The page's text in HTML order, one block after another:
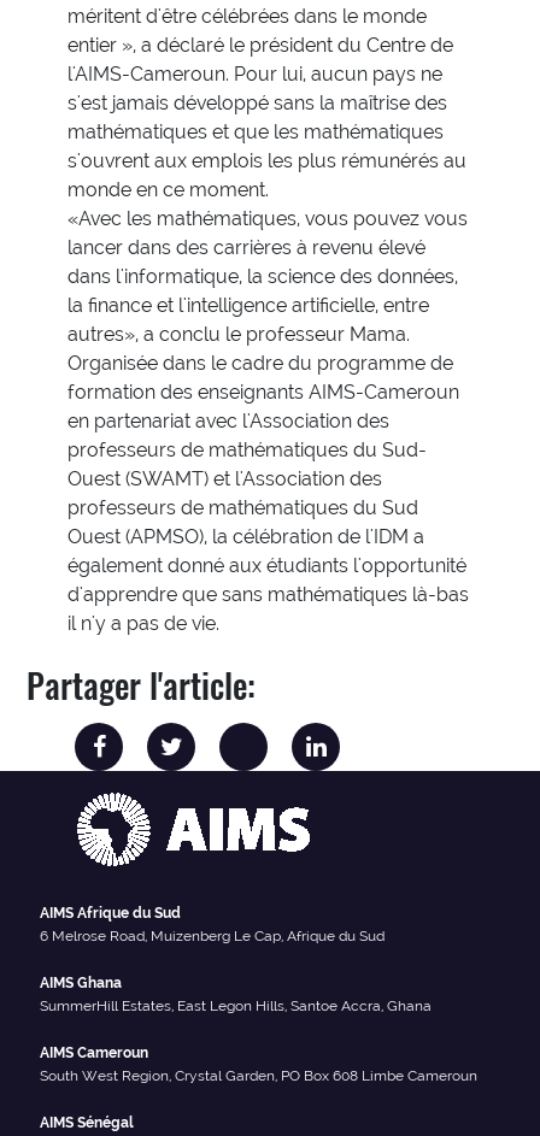
méritent d'être célébrées dans le monde
entier », a déclaré le président du Centre de
l'AIMS-Cameroun. Pour lui, aucun pays ne
s'est jamais développé sans la maîtrise des
mathématiques et que les mathématiques
s'ouvrent aux emplois les plus rémunérés au
monde en ce moment.
«Avec les mathématiques, vous pouvez vous
lancer dans des carrières à revenu élevé
dans l'informatique, la science des données,
la finance et l'intelligence artificielle, entre
autres», a conclu le professeur Mama.
Organisée dans le cadre du programme de
formation des enseignants AIMS-Cameroun
en partenariat avec l'Association des
professeurs de mathématiques du Sud-
Ouest (SWAMT) et l'Association des
professeurs de mathématiques du Sud
Ouest (APMSO), la célébration de l'IDM a
également donné aux étudiants l'opportunité
d'apprendre que sans mathématiques là-bas
il n'y a pas de vie.
Partager l'article:
AIMS Afrique du Sud
6 Melrose Road, Muizenberg Le Cap, Afrique du Sud
AIMS Ghana
SummerHill Estates, East Legon Hills, Santoe Accra, Ghana
AIMS Cameroun
South West Region, Crystal Garden, PO Box 608 Limbe Cameroun
AIMS Sénégal